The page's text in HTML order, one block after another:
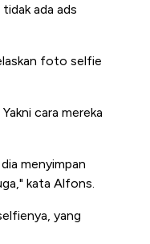
ada ads
foto selfie
cara mereka
menyimpan
kata Alfons.
yang